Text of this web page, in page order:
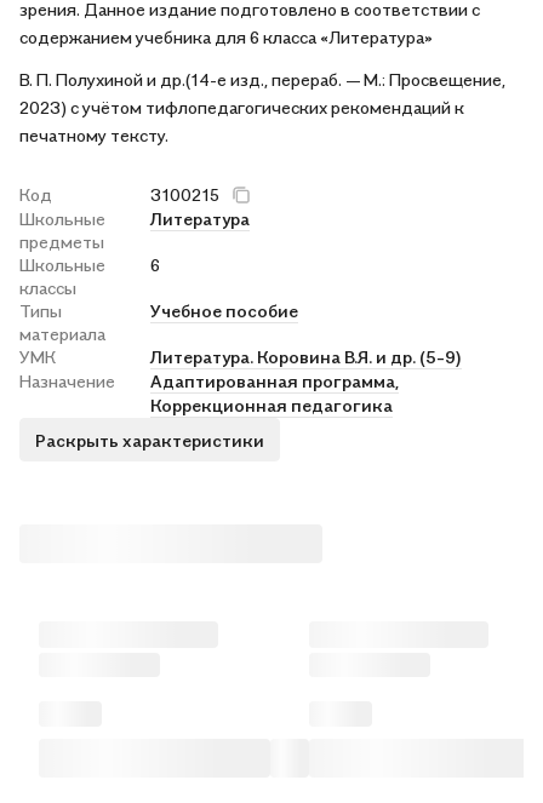
зрения. Данное издание подготовлено в соответствии с
содержанием учебника для 6 класса «Литература»
В. П. Полухиной и др.(14-е изд., перераб. — М.: Просвещение,
2023) с учётом тифлопедагогических рекомендаций к
печатному тексту.
Код
3100215
Школьные
предметы
Литература
Школьные
классы
6
Типы
материала
Учебное пособие
УМК
Литература. Коровина В.Я. и др. (5-9)
Назначение
Адаптированная программа,
Коррекционная педагогика
Раскрыть характеристики